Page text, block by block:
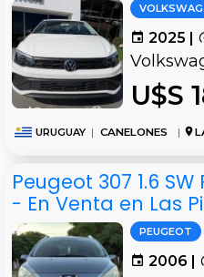
2025 |
U$S
URUGUAY | CANELONES |
Peugeot 307 1.6
- En Venta en Las
PEUGEOT
2006 |